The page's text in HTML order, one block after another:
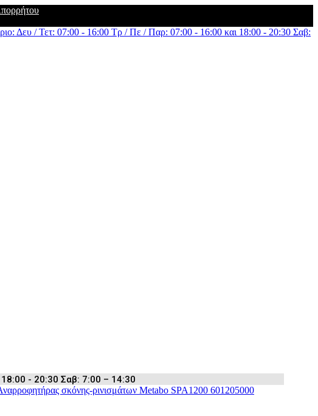
Δευ / Τετ: 07:00 - 16:00 Τρ / Πε / Παρ: 07:00 - 16:00 και 18:00 - 20:30 Σαβ:
- 20:30 Σαβ: 7:00 – 14:30
σκόνης-ρινισμάτων Metabo SPA1200 601205000